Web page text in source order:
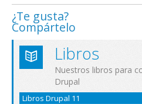
¿Te gusta?
Compártelo
Libros
Nuestros libros para
Drupal
Libros Drupal 11